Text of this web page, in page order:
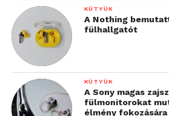
KÜTYÜK
A Nothing
fülhallgatót
KÜTYÜK
A Sony magas
fülmonitorokat
élmény fokozására